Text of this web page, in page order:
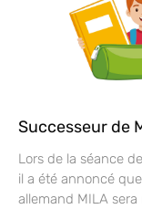
Successeur de
Lors de la séance
il a été annoncé
allemand MILA